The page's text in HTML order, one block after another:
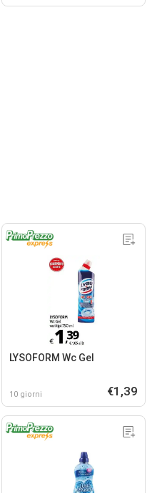
LYSOFORM Wc Gel
10 giorni €1,39